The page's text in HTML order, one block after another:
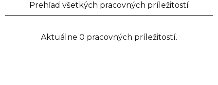
Prehľad všetkých pracovných príležitostí
Aktuálne 0 pracovných príležitostí.